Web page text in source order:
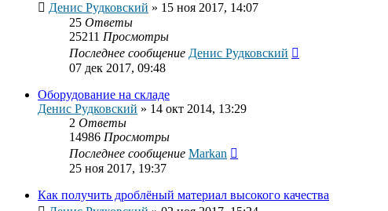
Денис Рудковский » 15 ноя 2017, 14:07
25 Ответы
25211 Просмотры
Последнее сообщение Денис Рудковский
07 дек 2017, 09:48
Оборудование на складе
Денис Рудковский » 14 окт 2014, 13:29
2 Ответы
14986 Просмотры
Последнее сообщение Markan
25 ноя 2017, 19:37
Как получить дроблёный материал высокого качества